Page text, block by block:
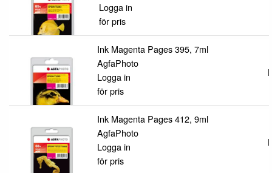
Logga in
för pris
Ink Magenta Pages 395, 7ml
AgfaPhoto
Logga in
för pris
Ink Magenta Pages 412, 9ml
AgfaPhoto
Logga in
för pris